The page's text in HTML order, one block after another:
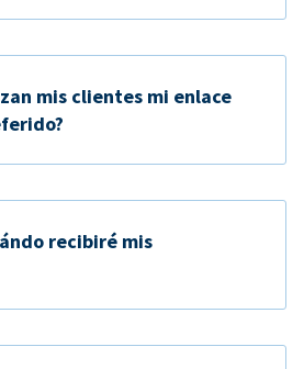
mis clientes mi enlace
recibiré mis